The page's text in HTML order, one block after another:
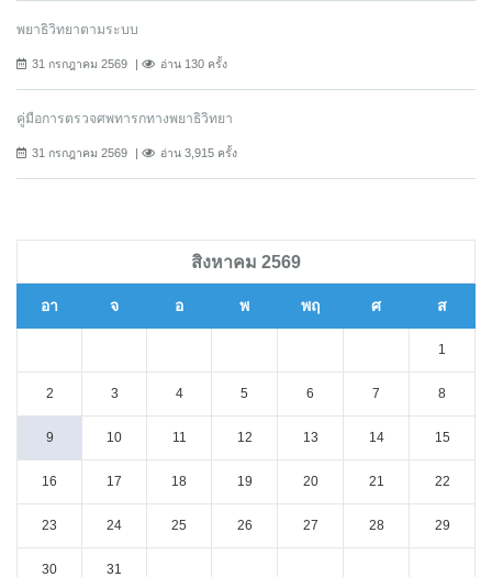
พยาธิวิทยาตามระบบ
31 กรกฎาคม 2569 อ่าน 130 ครั้ง
คู่มือการตรวจศพทารกทางพยาธิวิทยา
31 กรกฎาคม 2569 อ่าน 3,915 ครั้ง
สิงหาคม 2569
อา จ อ พ พฤ ศ ส
1
2 3 4 5 6 7 8
9 10 11 12 13 14 15
16 17 18 19 20 21 22
23 24 25 26 27 28 29
30 31